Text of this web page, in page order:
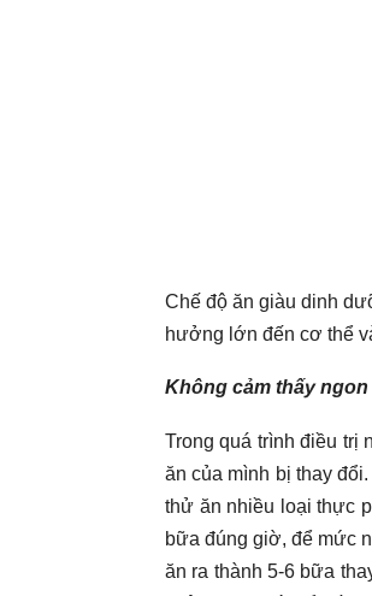
Chế độ ăn giàu dinh
hưởng lớn đến cơ thể
Không cảm thấy ngon
Trong quá trình điều trị
ăn của mình bị thay
thử ăn nhiều loại thực
bữa đúng giờ, để mức
ăn ra thành 5-6 bữa